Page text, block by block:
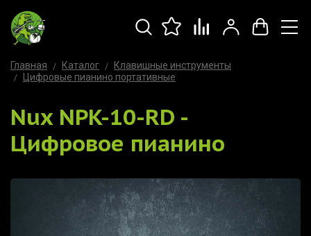
Главная Каталог
Клавишные инструменты
Цифровые пианино портативные
Nux NPK-10-RD -
Цифровое пианино